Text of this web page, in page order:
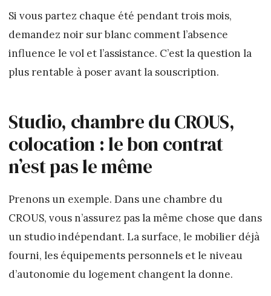
Si vous partez chaque été pendant trois mois,
demandez noir sur blanc comment l’absence
influence le vol et l’assistance. C’est la question la
plus rentable à poser avant la souscription.
Studio, chambre du CROUS,
colocation : le bon contrat
n’est pas le même
Prenons un exemple. Dans une chambre du
CROUS, vous n’assurez pas la même chose que dans
un studio indépendant. La surface, le mobilier déjà
fourni, les équipements personnels et le niveau
d’autonomie du logement changent la donne.